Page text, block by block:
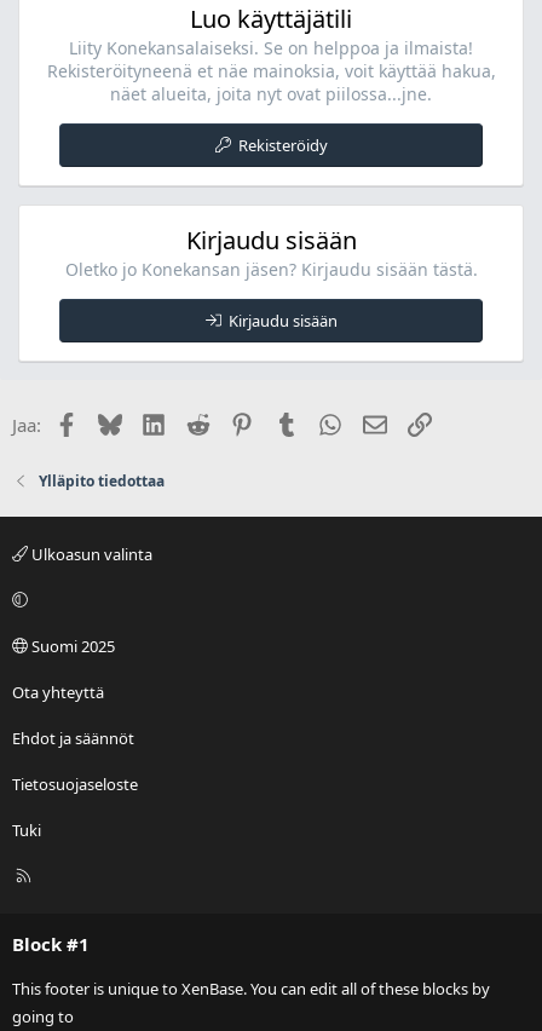
Luo käyttäjätili
Liity Konekansalaiseksi. Se on helppoa ja ilmaista!
Rekisteröityneenä et näe mainoksia, voit käyttää hakua,
näet alueita, joita nyt ovat piilossa...jne.
Rekisteröidy
Kirjaudu sisään
Oletko jo Konekansan jäsen? Kirjaudu sisään tästä.
Kirjaudu sisään
Jaa: Facebook
BlueskyLinkedIn
Reddit PinterestTumblr WhatsApp
Sähköposti
Linkki
Ylläpito tiedottaa
Ulkoasun valinta
Suomi 2025
Ota yhteyttä
Ehdot ja säännöt
Tietosuojaseloste
Tuki
R
Block #1
This footer is unique to XenBase. You can edit all of these blocks by
going to